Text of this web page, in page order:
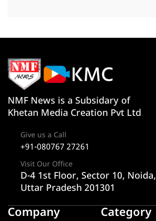
NMF News is a Subsidary of
Khetan Media Creation Pvt Ltd
Give us a Call
+91-080767 27261
Visit Our Office
D-4 1st Floor, Sector 10, Noida,
Uttar Pradesh 201301
Company Category